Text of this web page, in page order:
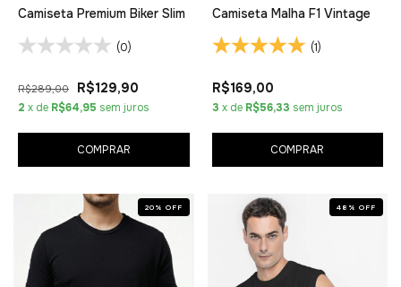
Camiseta Premium Biker Slim
(0)
R$289,00 R$129,90
2 x de R$64,95 sem juros
COMPRAR
Camiseta Malha F1 Vintage
(1)
R$169,00
3 x de R$56,33 sem juros
COMPRAR
20 % OFF 48 % OFF